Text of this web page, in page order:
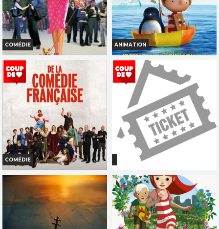
Réservation
TOUT PUBLIC
VOST
FR
Réservation
TOUT PUBLIC
VOST
FR
VF
COMÉDIE
LA REVANCHE D UNE BLONDE
Horaires et Infos
Bande-annonce
Réservation
TOUT PUBLIC
VOST
FR
ANIMATION
PERDU RETROUVE
Horaires et Infos
Bande-annonce
Réservation
TOUT PUBLIC
COMÉDIE
DE LA COMEDIE FRANCAISE
Horaires et Infos
Bande-annonce
LES ENFANTS LOUPS
Horaires et Infos
Bande-annonce